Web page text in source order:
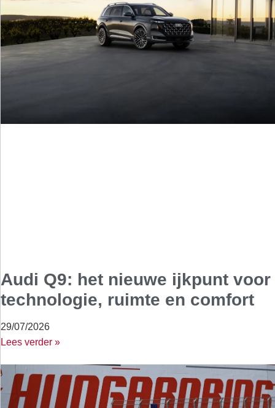
Audi Q9: het nieuwe ijkpunt voor
technologie, ruimte en comfort
29/07/2026
Lees verder »